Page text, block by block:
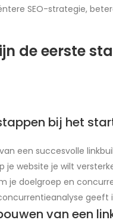
SEO-strategie,
de eerste
bij het
een succesvolle
je website je wilt
je doelgroep en
geeft
van een